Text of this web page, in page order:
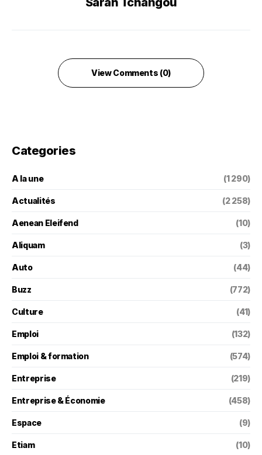
View Comments (0)
Categories
A la une (1 290)
Actualités (2 258)
Aenean Eleifend (10)
Aliquam (3)
Auto (44)
Buzz (772)
Culture (41)
Emploi (132)
Emploi & formation (574)
Entreprise (219)
Entreprise & Économie (458)
Espace (9)
Etiam (10)